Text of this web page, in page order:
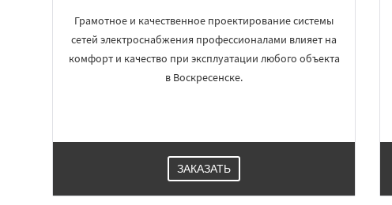
Грамотное и качественное проектирование системы
сетей электроснабжения профессионалами влияет на
комфорт и качество при эксплуатации любого объекта
в Воскресенске.
ЗАКАЗАТЬ